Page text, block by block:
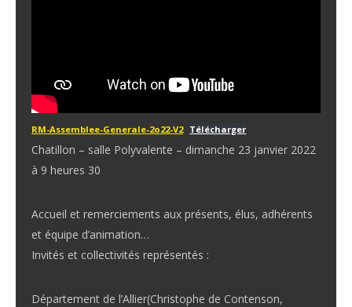
RM-Assemblee-Generale-2o22-V2 Télécharger
Chatillon – salle Polyvalente – dimanche 23 janvier 2022
à 9 heures 30
Accueil et remerciements aux présents, élus, adhérents
et équipe d’animation…
Invités et collectivités représentés :
Département de l’Allier(Christophe de Contenson,